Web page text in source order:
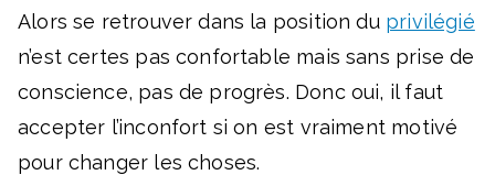
Alors se retrouver dans la position du privilégié
n’est certes pas confortable mais sans prise de
conscience, pas de progrès. Donc oui, il faut
accepter l’inconfort si on est vraiment motivé
pour changer les choses.